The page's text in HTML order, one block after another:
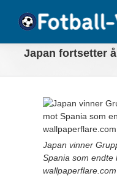
content
Japan fortsetter
Larger
Japan vinner
Spania som endte
wallpaperflare.com